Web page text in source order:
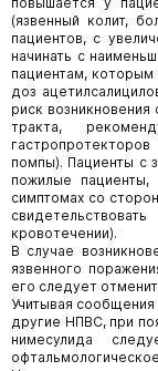
(язвенный колит,
пациентов, с
начинать с
пациентам,
доз
риск
тракта,
помпы). Пациенты с
пожилые
симптомах со
кровотечении).
В случае
язвенного
его следует
Учитывая сообщения
другие НПВС, при
нимесулида